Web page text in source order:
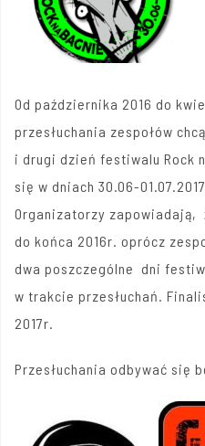
Od października 2016 do
przesłuchania zespołów
i drugi dzień festiwalu Rock
się w dniach 30.06-
Organizatorzy zapowiadają,
do końca 2016r. oprócz
dwa poszczególne dni
w trakcie przesłuchań.
2017r.
Przesłuchania odbywać się